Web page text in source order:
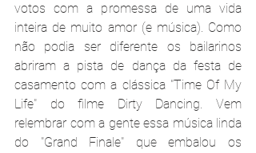
votos com a promessa de uma vida
inteira de muito amor (e música). Como
não podia ser diferente os bailarinos
abriram a pista de dança da festa de
casamento com a clássica "Time Of My
Life" do filme Dirty Dancing. Vem
relembrar com a gente essa música linda
do "Grand Finale" que embalou os